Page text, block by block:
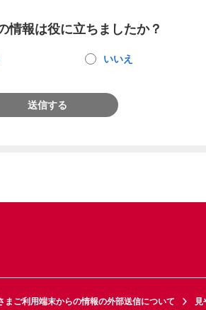
情報は役に立ちましたか？
いいえ
送信する
まご利用端末からの情報の外部送信について 見